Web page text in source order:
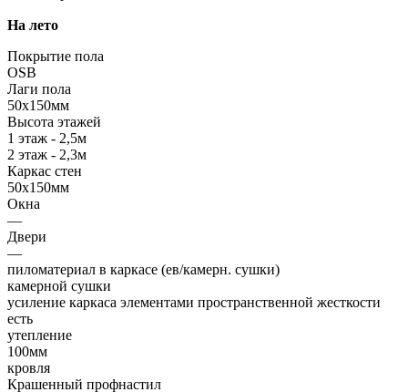
На лето
Покрытие пола
OSB
Лаги пола
50х150мм
Высота этажей
1 этаж - 2,5м
2 этаж - 2,3м
Каркас стен
50х150мм
Окна
—
Двери
—
пиломатериал в каркасе (ев/камерн. сушки)
камерной сушки
усиление каркаса элементами пространственной жесткости
есть
утепление
100мм
кровля
Крашенный профнастил